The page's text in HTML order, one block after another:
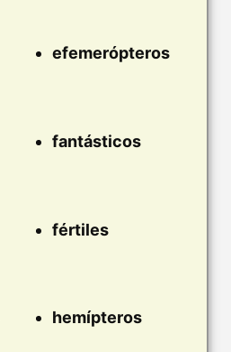
efemerópteros
fantásticos
fértiles
hemípteros